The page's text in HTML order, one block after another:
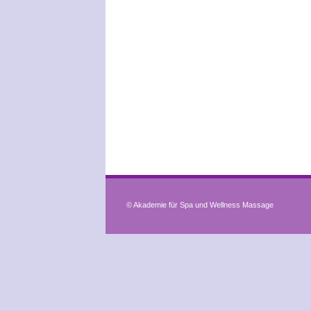
© Akademie für Spa und Wellness Massage